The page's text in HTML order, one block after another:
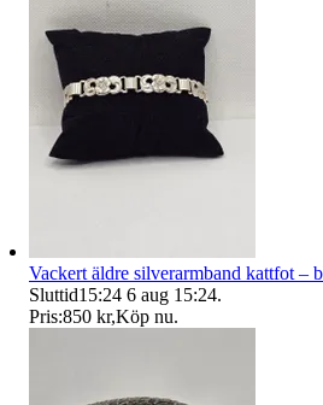
Vackert äldre silverarmband kattfot –
Sluttid15:24 6 aug 15:24.
Pris:850 kr,Köp nu.